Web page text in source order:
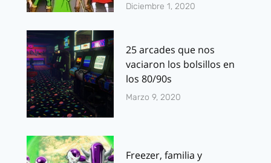
Diciembre 1, 2020
25 arcades que nos
vaciaron los bolsillos en
los 80/90s
Marzo 9, 2020
Freezer, familia y